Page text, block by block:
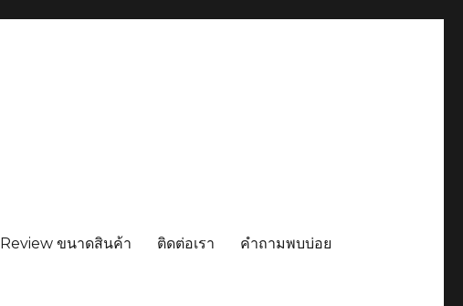
Review ขนาดสินค้า ติดต่อเรา คำถามพบบ่อย